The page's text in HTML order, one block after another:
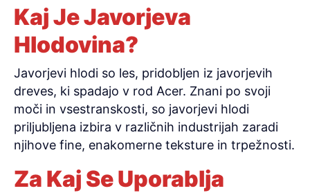
Kaj Je Javorjeva
Hlodovina?
Javorjevi hlodi so les, pridobljen iz javorjevih
dreves, ki spadajo v rod Acer. Znani po svoji
moči in vsestranskosti, so javorjevi hlodi
priljubljena izbira v različnih industrijah zaradi
njihove fine, enakomerne teksture in trpežnosti.
Za Kaj Se Uporablja